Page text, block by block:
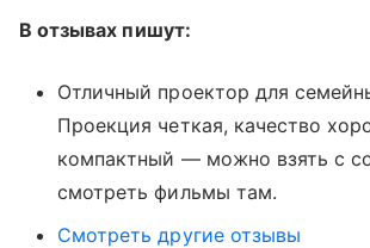
В отзывах пишут:
Отличный проектор для
Проекция четкая, качество
компактный — можно взять с
смотреть фильмы там.
Смотреть другие отзывы